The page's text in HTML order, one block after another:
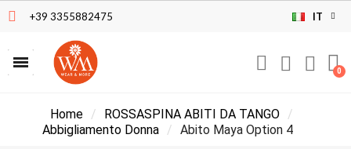
+39 3355882475 IT
Home
ROSSASPINA ABITI DA TANGO
Abbigliamento Donna
Abito Maya Option 4